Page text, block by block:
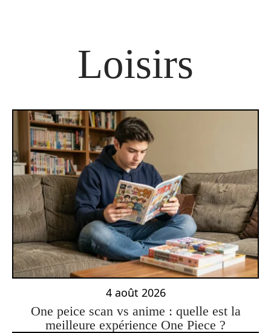
Loisirs
4 août 2026
One peice scan vs anime : quelle est la
meilleure expérience One Piece ?